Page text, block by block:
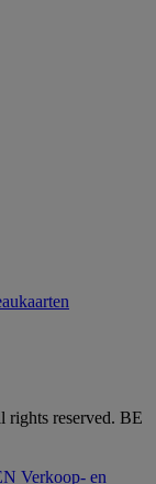
reserved. BE
Verkoop- en